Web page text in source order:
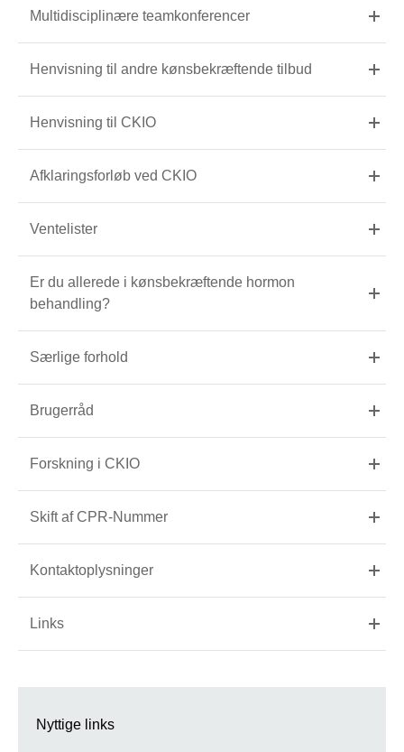
Multidisciplinære teamkonferencer
Henvisning til andre kønsbekræftende tilbud
Henvisning til CKIO
Afklaringsforløb ved CKIO
Ventelister
Er du allerede i kønsbekræftende hormon
behandling?
Særlige forhold
Brugerråd
Forskning i CKIO
Skift af CPR-Nummer
Kontaktoplysninger
Links
Nyttige links